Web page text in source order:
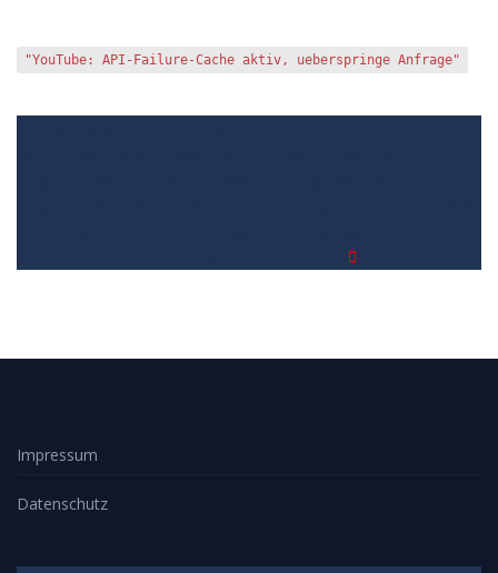
"YouTube: API-Failure-Cache aktiv, ueberspringe Anfrage"
Impressum
Datenschutz